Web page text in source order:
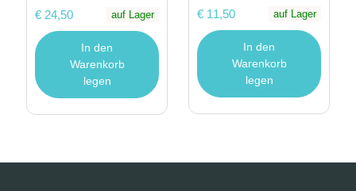
€ 24,50
auf Lager
In den
Warenkorb
legen
€ 11,50
auf Lager
In den
Warenkorb
legen